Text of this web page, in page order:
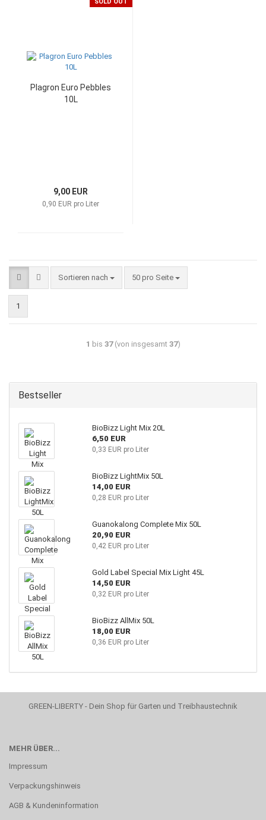
Plagron Euro Pebbles
10L
9,00 EUR
0,90 EUR pro Liter
Sortieren nach 50 pro Seite
1
1 bis 37(von insgesamt 37)
Bestseller
BioBizz Light Mix 20L
6,50 EUR
0,33 EUR pro Liter
BioBizz LightMix 50L
14,00 EUR
0,28 EUR pro Liter
Guanokalong Complete Mix 50L
20,90 EUR
0,42 EUR pro Liter
Gold Label Special Mix Light 45L
14,50 EUR
0,32 EUR pro Liter
BioBizz AllMix 50L
18,00 EUR
0,36 EUR pro Liter
GREEN-LIBERTY - Dein Shop für Garten und Treibhaustechnik
MEHR ÜBER...
Impressum
Verpackungshinweis
AGB & Kundeninformation